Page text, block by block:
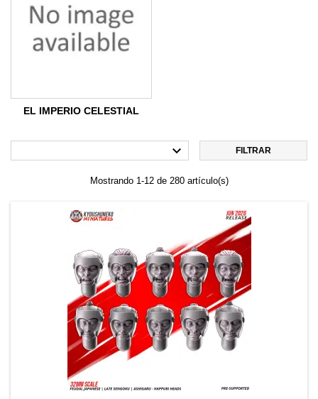
EL IMPERIO CELESTIAL
 FILTRAR
Mostrando 1-12 de 280 artículo(s)